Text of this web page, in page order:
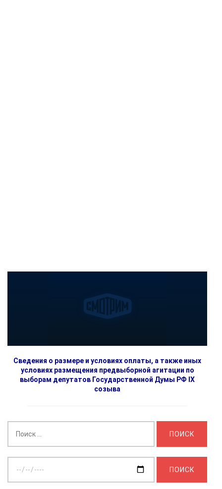
Сведения о размере и условиях оплаты, а также иных
условиях размещения предвыборной агитации по
выборам депутатов Государственной Думы РФ IX
созыва
дату: